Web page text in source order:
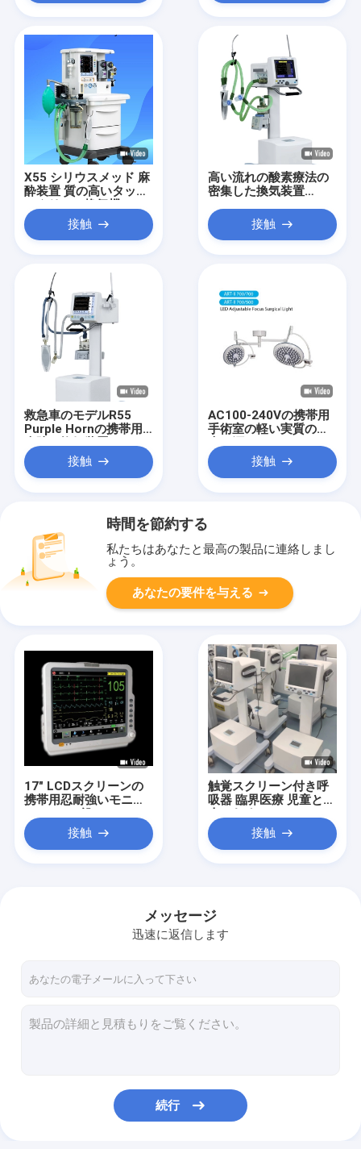
X55 シリウスメッド 麻
酔装置 質の高いタッチ
接触
高い流れの酸素療法の
密集した換気装置
接触
救急車のモデルR55
Purple Hornの携帯用
病院の換気装置
接触
AC100-240Vの携帯用
手術室の軽い実質の冷
光の源
接触
時間を節約する
私たちはあなたと最高の製品に連絡しまし
ょう。
あなたの要件を与える
17" LCDスクリーンの
携帯用忍耐強いモニタ
ニタリング システム
接触
触覚スクリーン付き呼
吸器 臨界医療 児童と成
接触
メッセージ
迅速に返信します
続行